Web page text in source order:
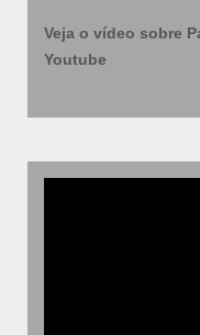
Veja o vídeo sobre
Youtube